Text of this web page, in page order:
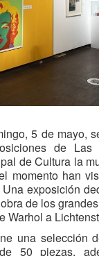
5 de mayo,
de Las
de Cultura la
momento han
exposición
de los
Warhol a
una selección
50 piezas,